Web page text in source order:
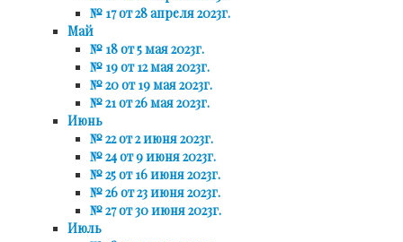
№ 17 от 28 апреля 2023г.
Май
№ 18 от 5 мая 2023г.
№ 19 от 12 мая 2023г.
№ 20 от 19 мая 2023г.
№ 21 от 26 мая 2023г.
Июнь
№ 22 от 2 июня 2023г.
№ 24 от 9 июня 2023г.
№ 25 от 16 июня 2023г.
№ 26 от 23 июня 2023г.
№ 27 от 30 июня 2023г.
Июль